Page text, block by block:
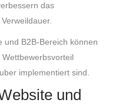
das
und B2B-Bereich können
implementiert sind.
und